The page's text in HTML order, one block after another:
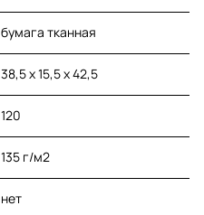
бумага тканная
38,5 х 15,5 х 42,5
120
135 г/м2
нет